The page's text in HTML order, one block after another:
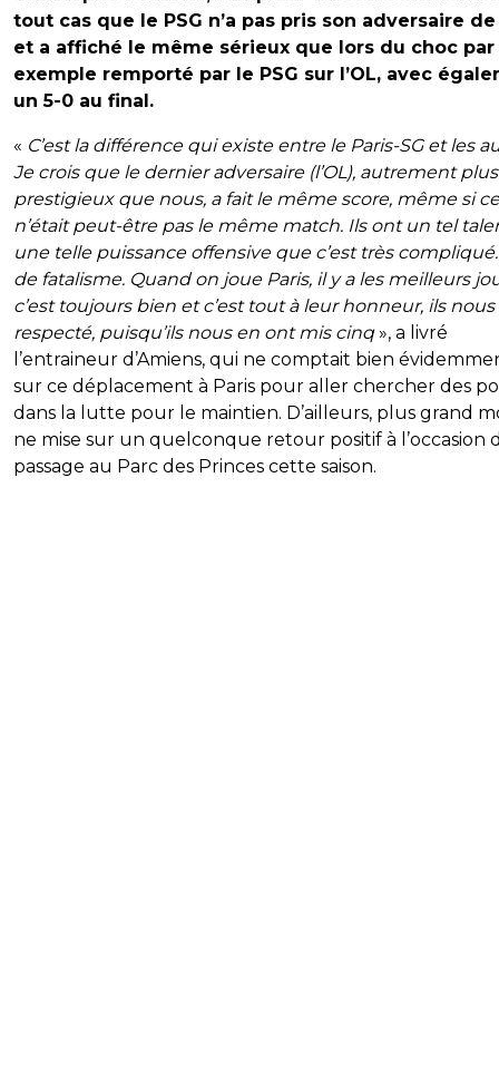
tout cas que le PSG n’a pas pris son adversaire
et a affiché le même sérieux que lors du choc par
exemple remporté par le PSG sur l’OL, avec
un 5-0 au final.
« C’est la différence qui existe entre le Paris-SG et les
Je crois que le dernier adversaire (l’OL), autrement plus
prestigieux que nous, a fait le même score, même si ce
n’était peut-être pas le même match. Ils ont un tel
une telle puissance offensive que c’est très compliqué.
de fatalisme. Quand on joue Paris, il y a les meilleurs
c’est toujours bien et c’est tout à leur honneur, ils
respecté, puisqu’ils nous en ont mis cinq», a livré
l’entraineur d’Amiens, qui ne comptait bien
sur ce déplacement à Paris pour aller chercher des
dans la lutte pour le maintien. D’ailleurs, plus grand
ne mise sur un quelconque retour positif à l’occasion
passage au Parc des Princes cette saison.